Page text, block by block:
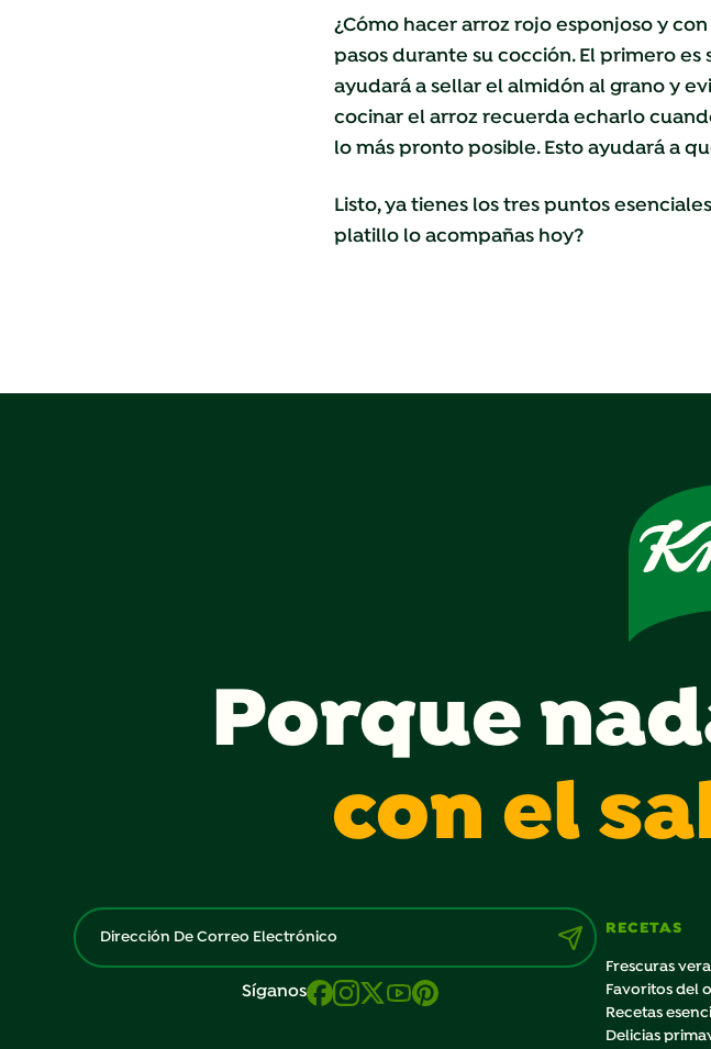
¿Cómo hacer arroz rojo esponjoso y
pasos durante su cocción. El primero
ayudará a sellar el almidón al grano y
cocinar el arroz recuerda echarlo
lo más pronto posible. Esto ayudará a
Listo, ya tienes los tres puntos
platillo lo acompañas hoy?
Porque
con el
Síganos
RECETAS
Frescuras
Favoritos del
Recetas
Delicias